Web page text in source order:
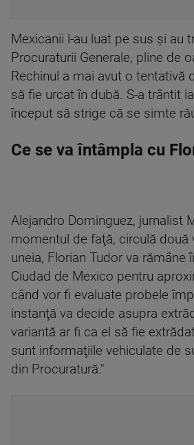
Mexicanii l-au luat pe sus şi au
Procuraturii Generale, pline de
Rechinul a mai avut o tentativă
să fie urcat în dubă. S-a trântit
început să strige că se simte
Ce se va întâmpla cu
Alejandro Dominguez, jurnalist
momentul de faţă, circulă două
uneia, Florian Tudor va rămâne
Ciudad de Mexico pentru
când vor fi evaluate probele
instanţă va decide asupra
variantă ar fi ca el să fie
sunt informaţiile vehiculate de
din Procuratură."